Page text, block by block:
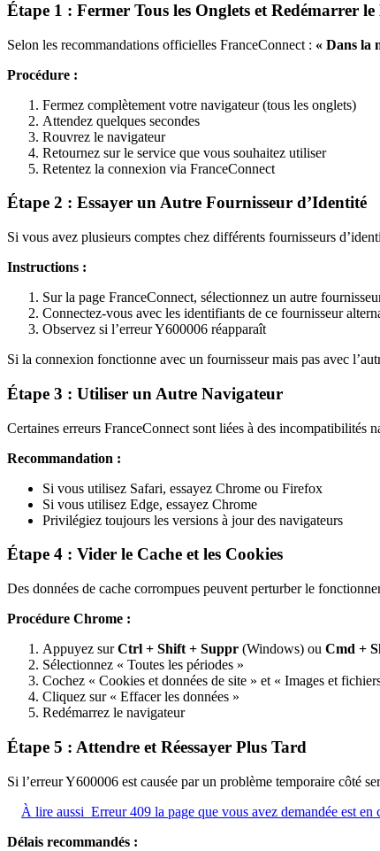
Étape 1 : Fermer Tous les Onglets et Redémarrer
Selon les recommandations officielles FranceConnect : « Dans la
Procédure :
Fermez complètement votre navigateur (tous les onglets)
Attendez quelques secondes
Rouvrez le navigateur
Retournez sur le service que vous souhaitez utiliser
Retentez la connexion via FranceConnect
Étape 2 : Essayer un Autre Fournisseur d’Identité
Si vous avez plusieurs comptes chez différents fournisseurs
Instructions :
Sur la page FranceConnect, sélectionnez un autre
Connectez-vous avec les identifiants de ce fournisseur
Observez si l’erreur Y600006 réapparaît
Si la connexion fonctionne avec un fournisseur mais pas avec
Étape 3 : Utiliser un Autre Navigateur
Certaines erreurs FranceConnect sont liées à des incompatibilités
Recommandation :
Si vous utilisez Safari, essayez Chrome ou Firefox
Si vous utilisez Edge, essayez Chrome
Privilégiez toujours les versions à jour des navigateurs
Étape 4 : Vider le Cache et les Cookies
Des données de cache corrompues peuvent perturber le
Procédure Chrome :
Appuyez surCtrl + Shift + Suppr (Windows) ou Cmd +
Sélectionnez « Toutes les périodes »
Cochez « Cookies et données de site » et « Images et
Cliquez sur « Effacer les données »
Redémarrez le navigateur
Étape 5 : Attendre et Réessayer Plus Tard
Si l’erreur Y600006 est causée par un problème temporaire côté
À lire aussi Erreur 409 la page que vous avez demandée est
Délais recommandés :